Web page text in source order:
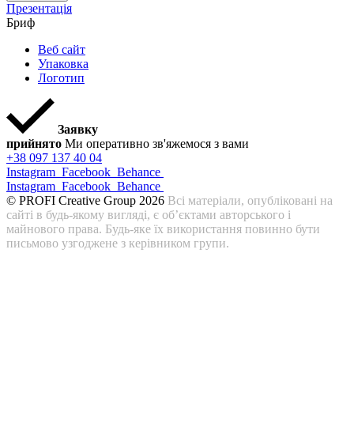
Презентація
Бриф
Веб сайт
Упаковка
Логотип
Заявку
прийнято Ми оперативно зв'яжемося з вами
+38 097 137 40 04
Instagram Facebook Behance
Instagram Facebook Behance
© PROFI Creative Group 2026 Всі матеріали, опубліковані на
сайті в будь-якому вигляді, є об’єктами авторського і
майнового права. Будь-яке їх використання повинно бути
письмово узгоджене з керівником групи.